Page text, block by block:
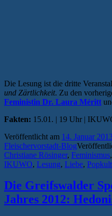
Die Lesung ist die dritte
und Zärtlichkeit. Zu den
Feministin Dr. Laura Méritt
Fakten: 15.01. | 19 Uhr |
Veröffentlicht am 14. Januar
Fleischervorstadt-Blog
Christiane Rösinger, Feminismus,
IKUWO, Lesung, Liebe,
Die Greifswalder
Jahres 2012: